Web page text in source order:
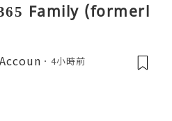
Family (formerl
4小時前